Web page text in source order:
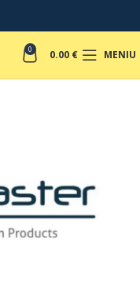
0 0.00 € MENIU